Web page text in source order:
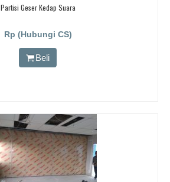
Partisi Geser Kedap Suara
Rp (Hubungi CS)
Beli